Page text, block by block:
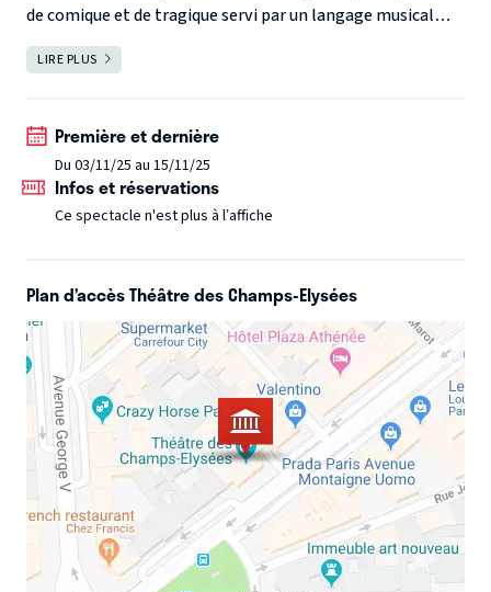
de comique et de tragique servi par un langage musical
extraordinairement riche et varié. Mais derrière la farce
divertissante évoquant librement la fluidité du désir et le
amoureuses : à travers les frasques de Jupiter et des siens,
Jetske Mijnssen montre les turpitudes d’une société
égoïste et cruelle prise dans le nœud de dangereuses
liaisons ; Sébastien Daucé révèle tous les trésors de cette
nouvelle génération.
Représentation en audiodescription le mercredi 6 mai à
19h30
LIRE PLUS
Première et dernière
Du 03/11/25 au 15/11/25
Infos et réservations
Ce spectacle n'est plus à l’affiche
Plan d’accès Théâtre des Champs-Elysées